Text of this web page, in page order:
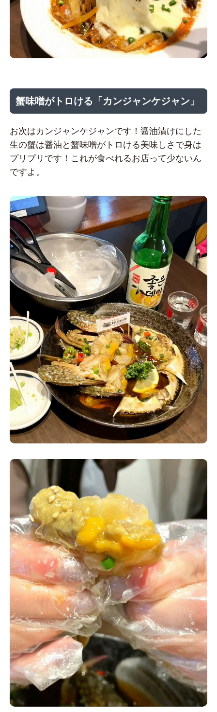
蟹味噌がトロける「カンジャンケジャン」
お次はカンジャンケジャンです！醤油漬けにした
生の蟹は醤油と蟹味噌がトロける美味しさで身は
プリプリです！これが食べれるお店って少ないん
ですよ。